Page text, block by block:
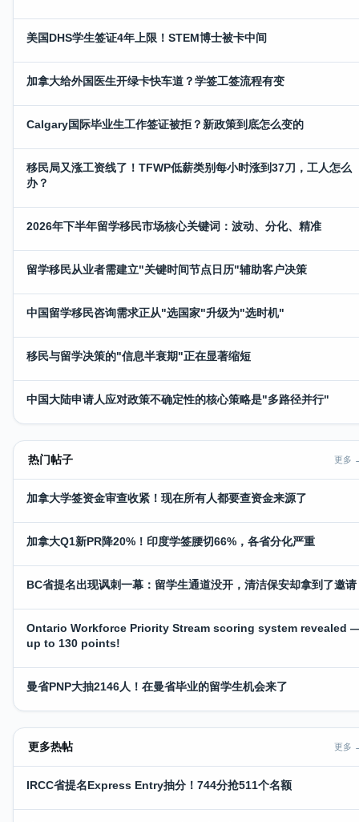
美国DHS学生签证4年上限！STEM博士被卡中间
加拿大给外国医生开绿卡快车道？学签工签流程有变
Calgary国际毕业生工作签证被拒？新政策到底怎么变的
移民局又涨工资线了！TFWP低薪类别每小时涨到37刀，工人怎么
办？
2026年下半年留学移民市场核心关键词：波动、分化、精准
留学移民从业者需建立"关键时间节点日历"辅助客户决策
中国留学移民咨询需求正从"选国家"升级为"选时机"
移民与留学决策的"信息半衰期"正在显著缩短
中国大陆申请人应对政策不确定性的核心策略是"多路径并行"
热门帖子 更多
加拿大学签资金审查收紧！现在所有人都要查资金来源了
加拿大Q1新PR降20%！印度学签腰切66%，各省分化严重
BC省提名出现讽刺一幕：留学生通道没开，清洁保安却拿到了邀请
Ontario Workforce Priority Stream scoring system revealed
up to 130 points!
曼省PNP大抽2146人！在曼省毕业的留学生机会来了
更多热帖 更多
IRCC省提名Express Entry抽分！744分抢511个名额